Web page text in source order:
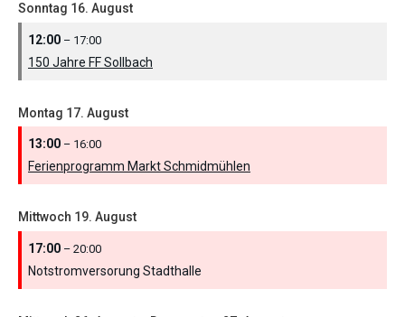
Sonntag 16. August
12:00 – 17:00
150 Jahre FF Sollbach
Montag 17. August
13:00 – 16:00
Ferienprogramm Markt Schmidmühlen
Mittwoch 19. August
17:00 – 20:00
Notstromversorung Stadthalle